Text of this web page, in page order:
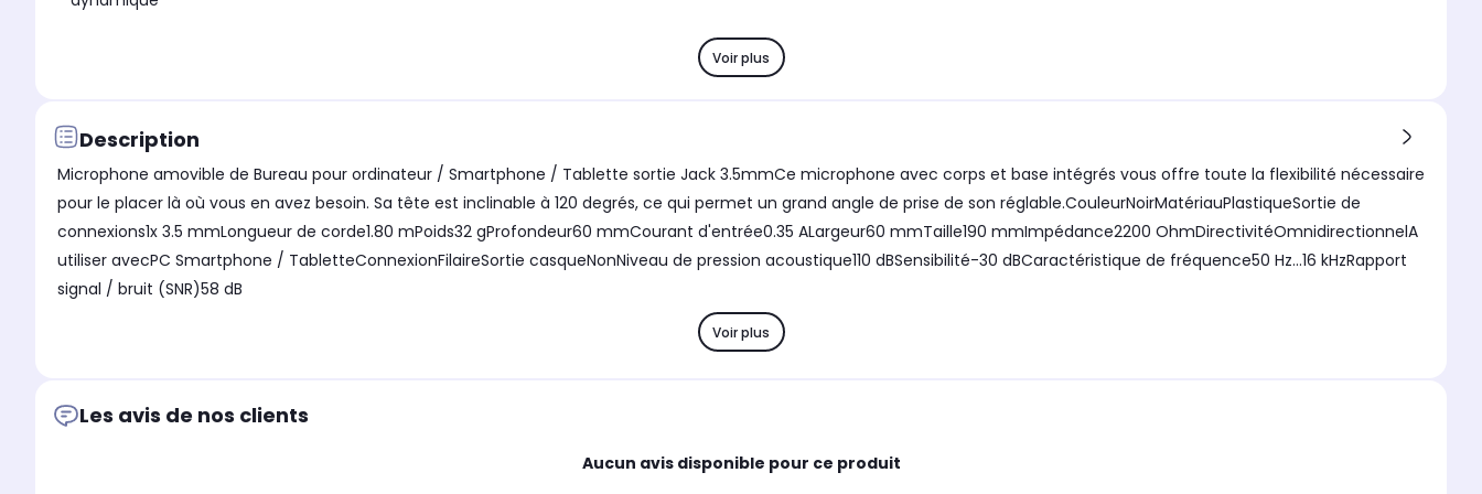
Voir plus
Description
Microphone amovible de Bureau pour ordinateur / Smartphone / Tablette sortie Jack 3.5mmCe microphone avec corps et base intégrés vous offre toute la flexibilité nécessaire
pour le placer là où vous en avez besoin. Sa tête est inclinable à 120 degrés, ce qui permet un grand angle de prise de son réglable.CouleurNoirMatériauPlastiqueSortie de
connexions1x 3.5 mmLongueur de corde1.80 mPoids32 gProfondeur60 mmCourant d'entrée0.35 ALargeur60 mmTaille190 mmImpédance2200 OhmDirectivitéOmnidirectionnelA
utiliser avecPC Smartphone / TabletteConnexionFilaireSortie casqueNonNiveau de pression acoustique110 dBSensibilité-30 dBCaractéristique de fréquence50 Hz...16 kHzRapport
signal / bruit (SNR)58 dB
Voir plus
Les avis de nos clients
Aucun avis disponible pour ce produit